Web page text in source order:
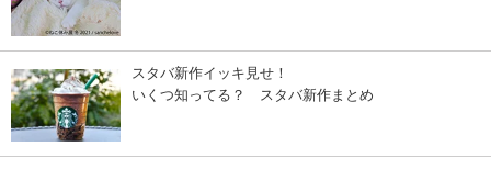
スタバ新作イッキ見せ！
いくつ知ってる？ スタバ新作まとめ